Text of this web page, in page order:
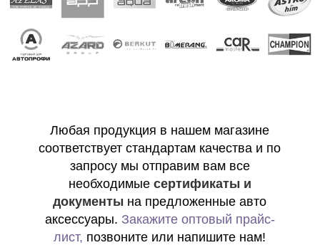
Любая продукция в нашем магазине
соответствует стандартам качества и по
запросу мы отправим вам все
необходимые сертификаты и
документы на предложенные авто
аксессуары. Закажите оптовый прайс-
лист, позвоните или напишите нам!